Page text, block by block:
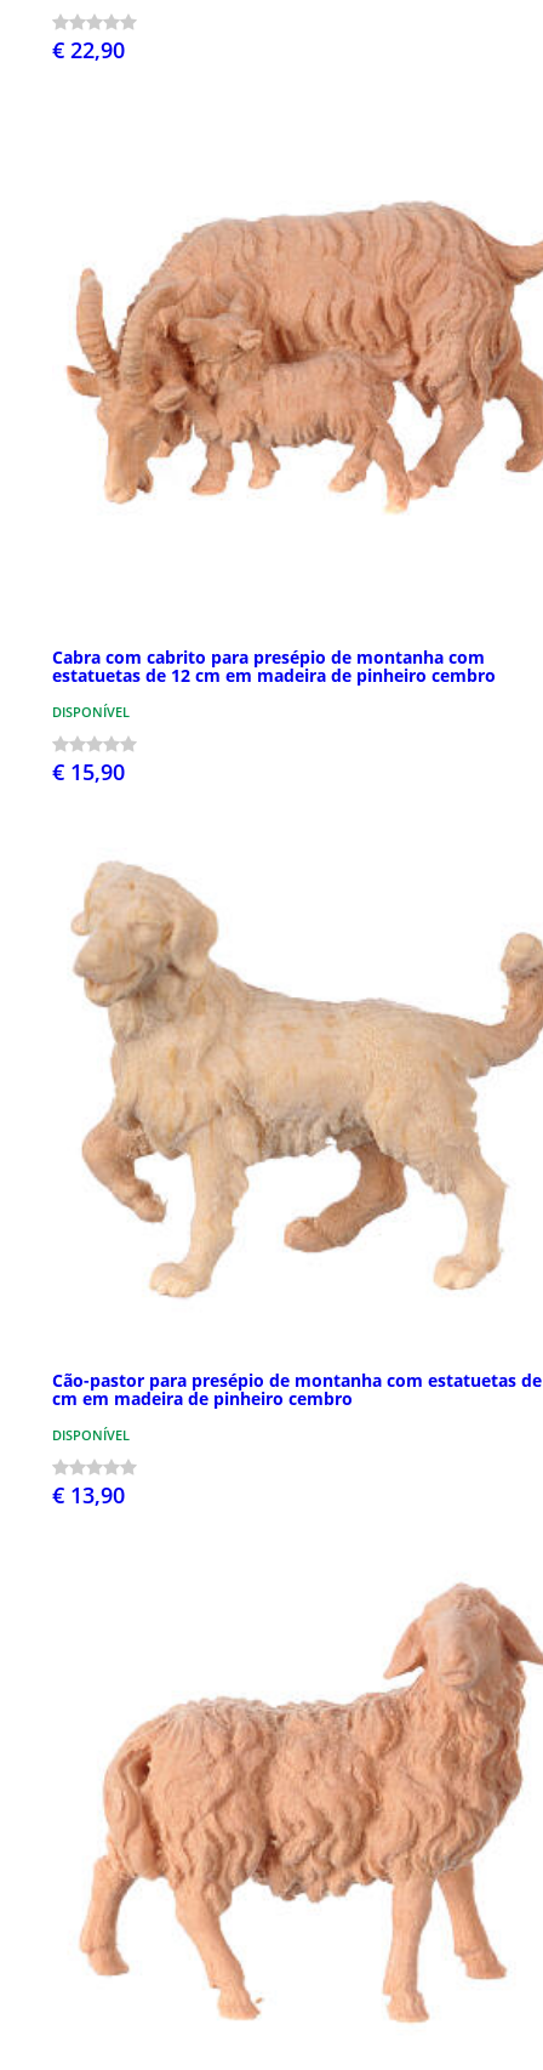
€ 22,90
Cabra com cabrito para presépio de montanha com
estatuetas de 12 cm em madeira de pinheiro cembro
DISPONÍVEL
€ 15,90
Cão-pastor para presépio de montanha com estatuetas
cm em madeira de pinheiro cembro
DISPONÍVEL
€ 13,90